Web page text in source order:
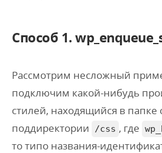
Способ 1.
Рассмотрим несложный
подключим какой-нибудь
стилей, находящийся в папке
поддиректории
/css , где
то типо названия-